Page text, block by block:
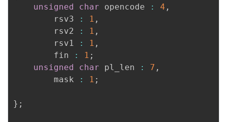
unsigned
char opencode : 4 ,
		rsv3
: 1 ,
		rsv2
: 1 ,
		rsv1
: 1 ,
		fin
: 1 ;
unsigned
char pl_len : 7 ,
		mask
: 1 ;
} ;